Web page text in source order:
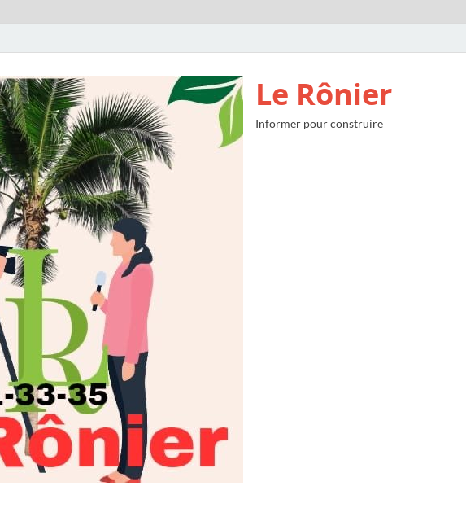
Le Rônier
Informer pour construire